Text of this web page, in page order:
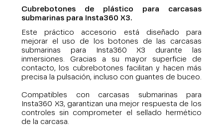
Cubrebotones de plástico para carcasas
submarinas para Insta360 X3.
Este práctico accesorio está diseñado para
mejorar el uso de los botones de las carcasas
submarinas para Insta360 X3 durante las
inmersiones. Gracias a su mayor superficie de
contacto, los cubrebotones facilitan y hacen más
precisa la pulsación, incluso con guantes de buceo.
Compatibles con carcasas submarinas para
Insta360 X3, garantizan una mejor respuesta de los
controles sin comprometer el sellado hermético
de la carcasa.